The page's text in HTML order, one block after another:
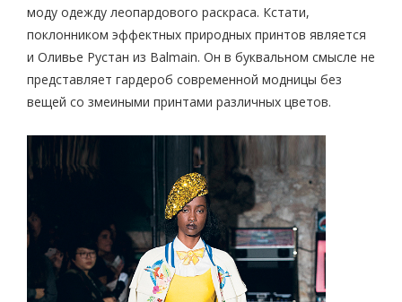
моду одежду леопардового раскраса. Кстати,
поклонником эффектных природных принтов является
и Оливье Рустан из Balmain. Он в буквальном смысле не
представляет гардероб современной модницы без
вещей со змеиными принтами различных цветов.